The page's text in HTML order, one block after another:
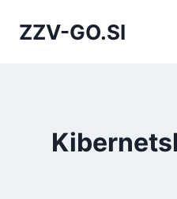
ZZV-GO.SI